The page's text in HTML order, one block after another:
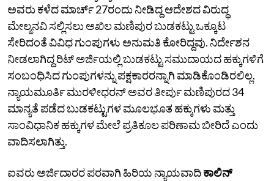
ಅವರು ಕಳೆದ ಮಾರ್ಚ್ 27ರಂದು ನೀಡಿದ್ದ ಆದೇಶದ ವಿರುದ್ಧ
ಮೇಲ್ಮನವಿ ಸಲ್ಲಿಸಲು ಅಖಿಲ ಮಣಿಪುರ ಬುಡಕಟ್ಟು ಒಕ್ಕೂಟ
ಸೇರಿದಂತೆ ವಿವಿಧ ಗುಂಪುಗಳು ಅನುಮತಿ ಕೋರಿದ್ದವು. ನಿರ್ದೇಶನ
ನೀಡಲಾಗಿದ್ದ ರಿಟ್‌ ಅರ್ಜಿಯಲ್ಲಿ ಬುಡಕಟ್ಟು ಸಮುದಾಯದ ಹಕ್ಕುಗಳಿಗೆ
ಸಂಬಂಧಿಸಿದ ಗುಂಪುಗಳನ್ನು ಪಕ್ಷಕಾರರನ್ನಾಗಿ ಮಾಡಿಕೊಂಡಿರಲಿಲ್ಲ.
ನ್ಯಾಯಮೂರ್ತಿ ಮುರಳೀಧರನ್ ಅವರ ತೀರ್ಪು ಮಣಿಪುರದ 34
ಮಾನ್ಯತೆ ಪಡೆದ ಬುಡಕಟ್ಟುಗಳ ಮೂಲಭೂತ ಹಕ್ಕುಗಳು ಮತ್ತು
ಸಾಂವಿಧಾನಿಕ ಹಕ್ಕುಗಳ ಮೇಲೆ ಪ್ರತಿಕೂಲ ಪರಿಣಾಮ ಬೀರಿದೆ ಎಂದು
ವಾದಿಸಲಾಗಿತ್ತು.
ಐವರು ಅರ್ಜಿದಾರರ ಪರವಾಗಿ ಹಿರಿಯ ನ್ಯಾಯವಾದಿಕಾಲಿನ್‌